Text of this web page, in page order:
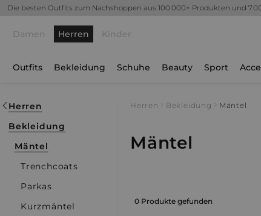
Die besten Outfits zum Nachshoppen aus 100.000+ Produkten und
Damen Herren Kinder
Outfits Bekleidung Schuhe Beauty Sport
Herren
Bekleidung
Mäntel
Trenchcoats
Parkas
Kurzmäntel
Herren Bekleidung Mäntel
Mäntel
0 Produkte gefunden